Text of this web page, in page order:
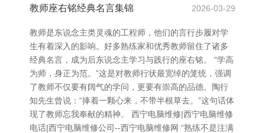
教师座右铭经典名言集锦 2026-03-29
教师是东说念主类灵魂的工程师，他们的言行步履对学
生有着深入的影响。好多熟练家和优秀教师留住了诸多
经典名言，成为后东说念主学习与践行的座右铭。 “学高
为师，身正为范。”这是对教师行状最宽绰的笼统，强调
了教师不仅要有阔气的学问，更要有崇高的品德。陶行
知先生曾说：“捧着一颗心来，不带半根草去。”这句话体
现了教师忘我奉献的精神。 西宁电脑维修|西宁电脑维修
电话|西宁电脑维修公司--西宁电脑维修网 “熟练不是注满